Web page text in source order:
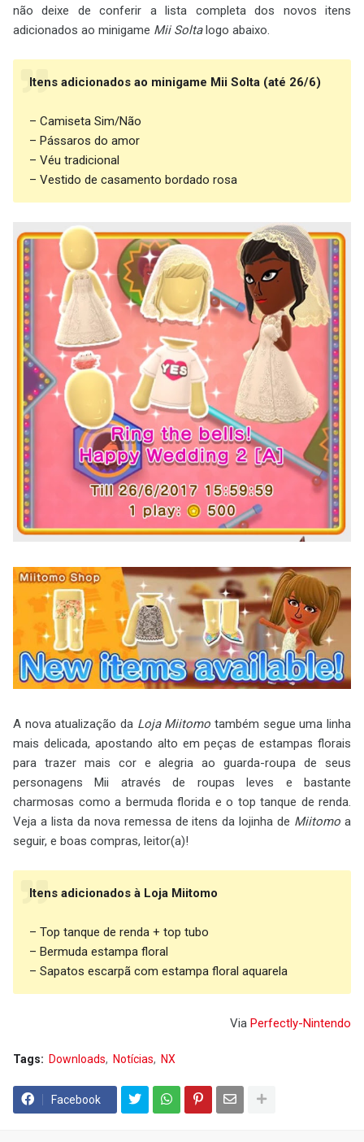
não deixe de conferir a lista completa dos novos itens
adicionados ao minigame Mii Soltalogo abaixo.
Itens adicionados ao minigame Mii Solta (até 26/6)
– Camiseta Sim/Não
– Pássaros do amor
– Véu tradicional
– Vestido de casamento bordado rosa
A nova atualização da Loja Miitomo também segue uma linha
mais delicada, apostando alto em peças de estampas florais
para trazer mais cor e alegria ao guarda-roupa de seus
personagens Mii através de roupas leves e bastante
charmosas como a bermuda florida e o top tanque de renda.
Veja a lista da nova remessa de itens da lojinha de Miitomo a
seguir, e boas compras, leitor(a)!
Itens adicionados à Loja Miitomo
– Top tanque de renda + top tubo
– Bermuda estampa floral
– Sapatos escarpã com estampa floral aquarela
Via Perfectly-Nintendo
Tags: Downloads Notícias NX
Facebook